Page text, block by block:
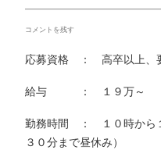
コメントを残す
応募資格 ： 高卒以上、
給与 ： １９万～
勤務時間 ： １０時から
３０分まで昼休み）